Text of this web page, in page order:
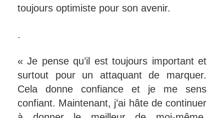
toujours optimiste pour son avenir.
.
« Je pense qu’il est toujours important et
surtout pour un attaquant de marquer.
Cela donne confiance et je me sens
confiant. Maintenant, j’ai hâte de continuer